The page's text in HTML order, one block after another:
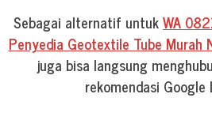
Sebagai alternatif untukWA
Penyedia Geotextile Tube Murah
juga bisa langsung
rekomendasi